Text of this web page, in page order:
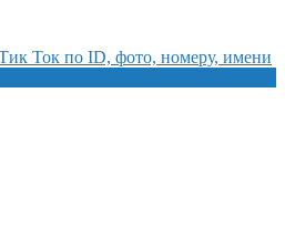
Ток по ID, фото, номеру, имени